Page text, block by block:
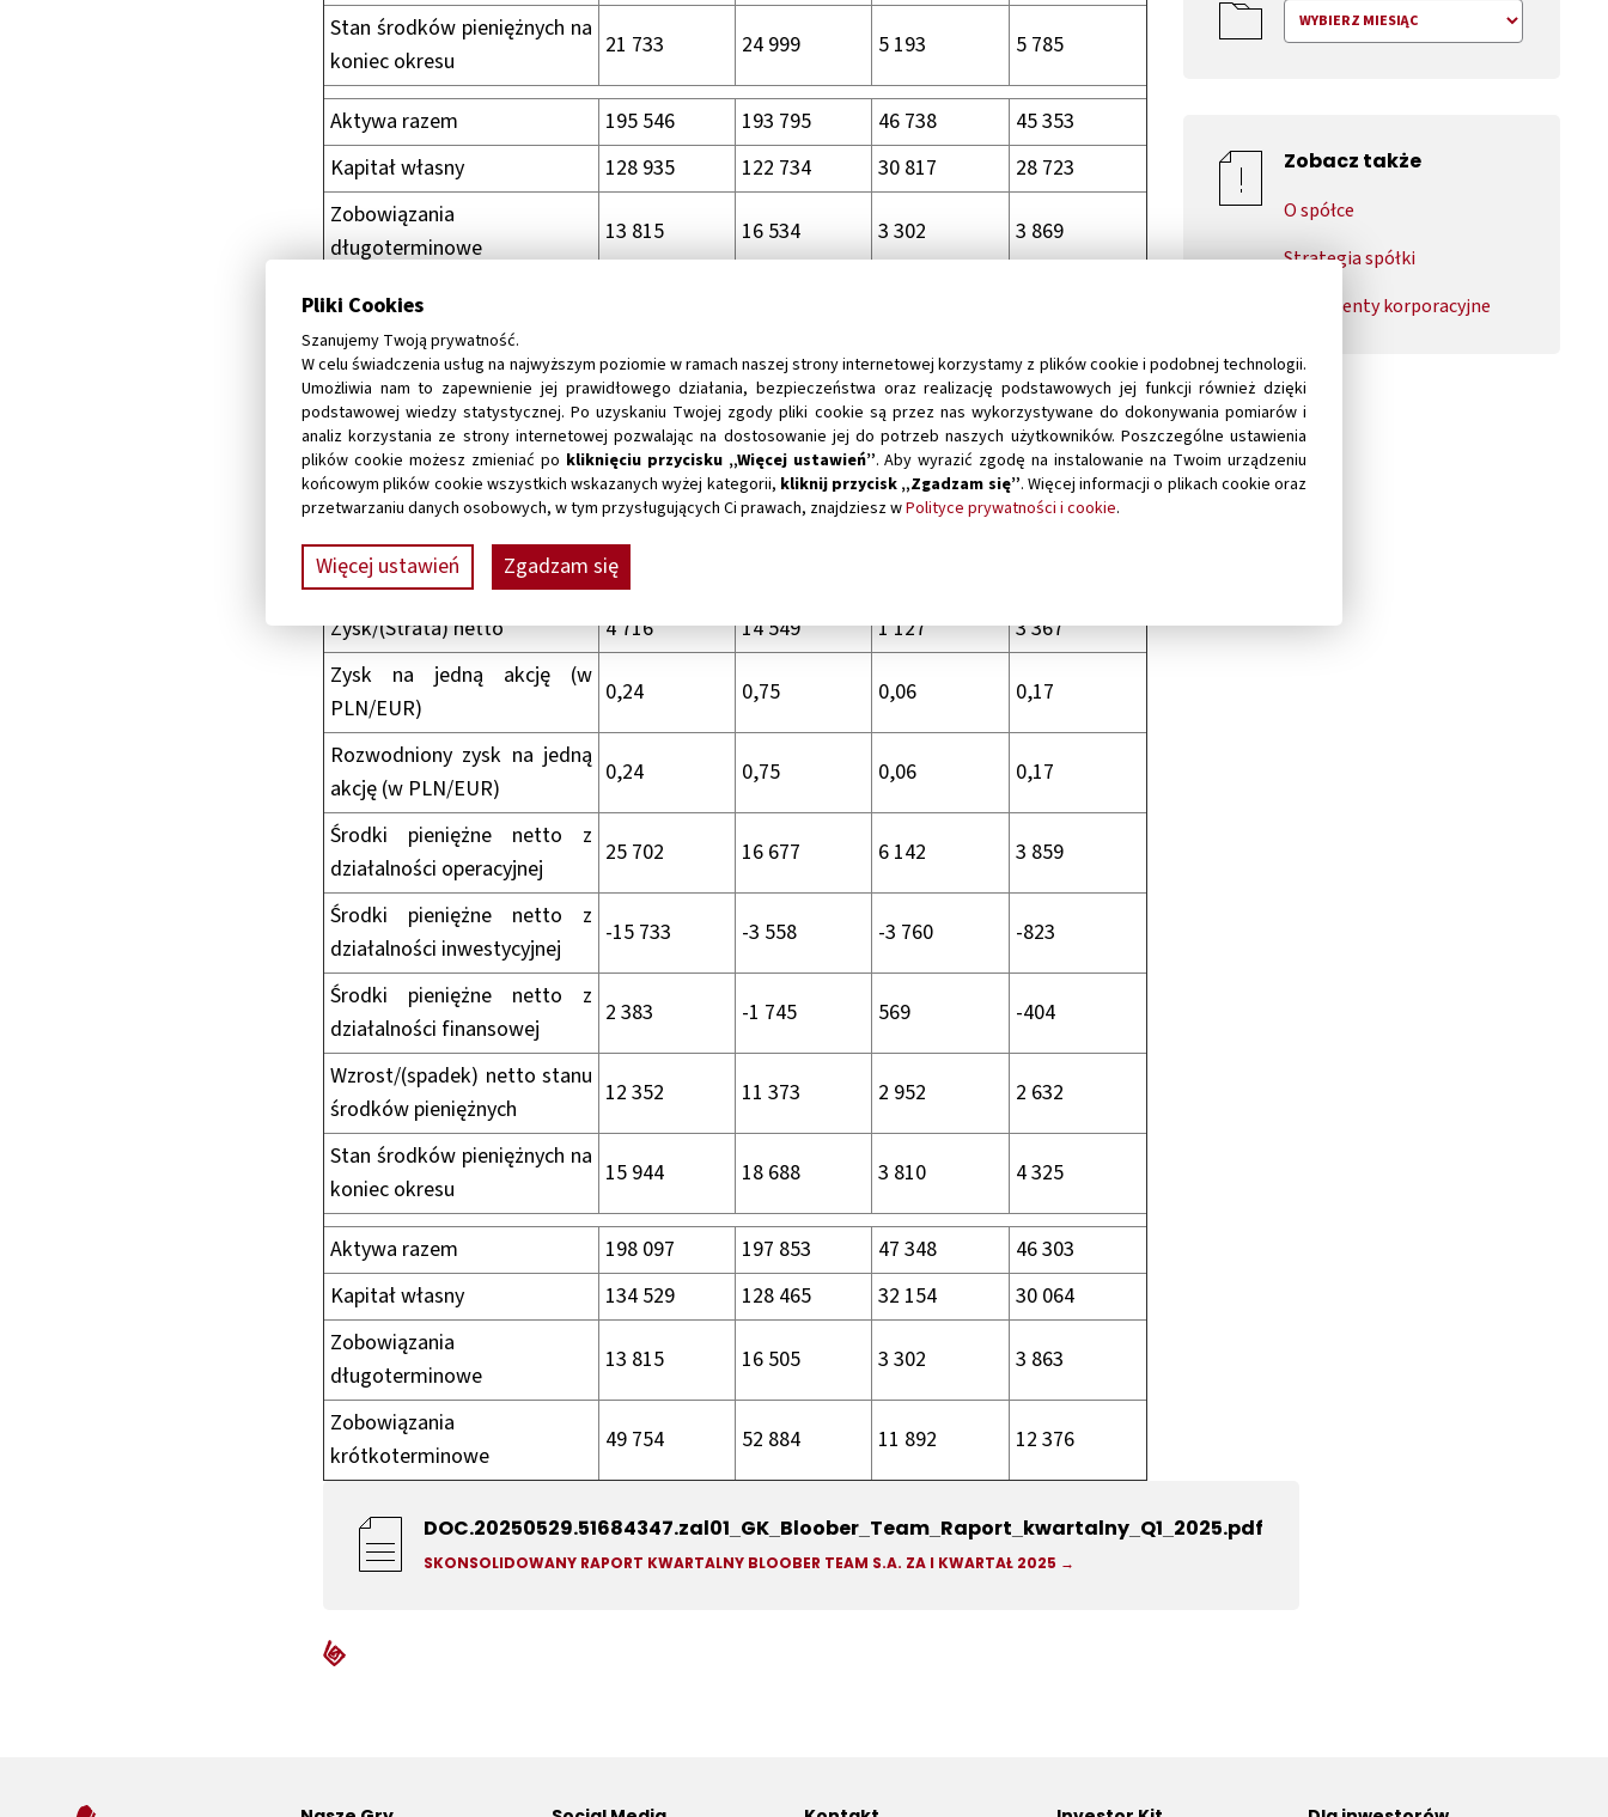
Pliki Cookies
Szanujemy Twoją prywatność.
W celu świadczenia usług na najwyższym poziomie w ramach naszej strony internetowej korzystamy z plików cookie i podobnej technologii.
Umożliwia nam to zapewnienie jej prawidłowego działania, bezpieczeństwa oraz realizację podstawowych jej funkcji również dzięki
podstawowej wiedzy statystycznej. Po uzyskaniu Twojej zgody pliki cookie są przez nas wykorzystywane do dokonywania pomiarów i
analiz korzystania ze strony internetowej pozwalając na dostosowanie jej do potrzeb naszych użytkowników. Poszczególne ustawienia
plików cookie możesz zmieniać po kliknięciu przycisku „Więcej ustawień”. Aby wyrazić zgodę na instalowanie na Twoim urządzeniu
końcowym plików cookie wszystkich wskazanych wyżej kategorii, kliknij przycisk „Zgadzam się”. Więcej informacji o plikach cookie oraz
przetwarzaniu danych osobowych, w tym przysługujących Ci prawach, znajdziesz wPolityce prywatności i cookie.
Więcej ustawień Zgadzam się
Stan środków pieniężnych na
koniec okresu
21 733 24 999 5 193 5 785
Aktywa razem 195 546 193 795 46 738
45 353
Kapitał własny
128 935 122 734 30 817
28 723
Zobowiązania
długoterminowe
13 815 16 534 3 302 3 869
Zobowiązania
krótkoterminowe
WYBRANE JEDNOSTKOWE DANE FINANSOWE
Przychody ze sprzedaży
25 387 41 390 6 066
9 579
Zysk/(Strata) z działalności
operacyjnej
5 674 16 756 1 356 3 878
Zysk/(Strata) przed
opodatkowaniem
5 497
Zysk/(Strata) netto 4 716 14 549 1 127
3 367
Zysk na jedną akcję (w
PLN/EUR)
0,24 0,75 0,06 0,17
Rozwodniony zysk na jedną
akcję (w PLN/EUR)
0,24 0,75 0,06 0,17
Środki pieniężne netto z
działalności operacyjnej
25 702 16 677 6 142 3 859
Środki pieniężne netto z
działalności inwestycyjnej
-15 733 -3 558 -3 760 -823
Środki pieniężne netto z
działalności finansowej
2 383 -1 745 569 -404
Wzrost/(spadek) netto stanu
środków pieniężnych
12 352 11 373 2 952 2 632
Stan środków pieniężnych na
koniec okresu
15 944 18 688 3 810 4 325
Aktywa razem 198 097 197 853 47 348
46 303
Kapitał własny
134 529 128 465 32 154
30 064
Zobowiązania
długoterminowe
13 815 16 505 3 302 3 863
Zobowiązania
krótkoterminowe
49 754 52 884 11 892 12 376
DOC.20250529.51684347.zal01_GK_Bloober_Team_Raport_kwartalny_Q1_2025.pdf
SKONSOLIDOWANY RAPORT KWARTALNY BLOOBER TEAM S.A. ZA I KWARTAŁ 2025
Zobacz także
O spółce
Strategia spółki
Dokumenty korporacyjne